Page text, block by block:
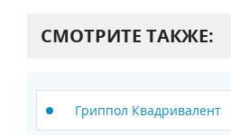
СМОТРИТЕ ТАКЖЕ:
Гриппол Квадривалент